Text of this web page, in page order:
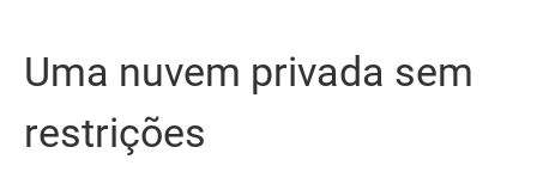
Uma nuvem privada sem
restrições